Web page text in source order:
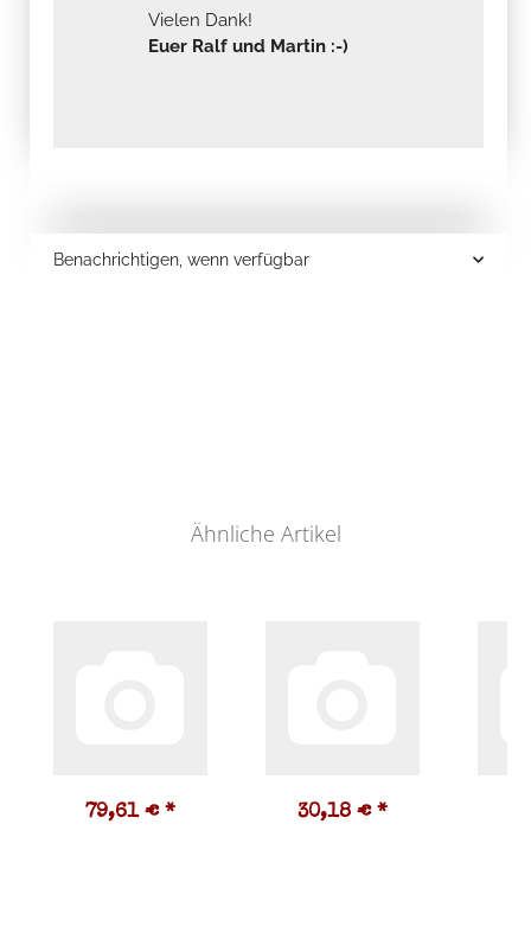
Vielen Dank!
Euer Ralf und Martin :-)
Benachrichtigen, wenn verfügbar
Ähnliche Artikel
79,61 € * 30,18 € *